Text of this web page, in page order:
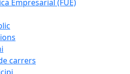
Empresarial (FUE)
carrers